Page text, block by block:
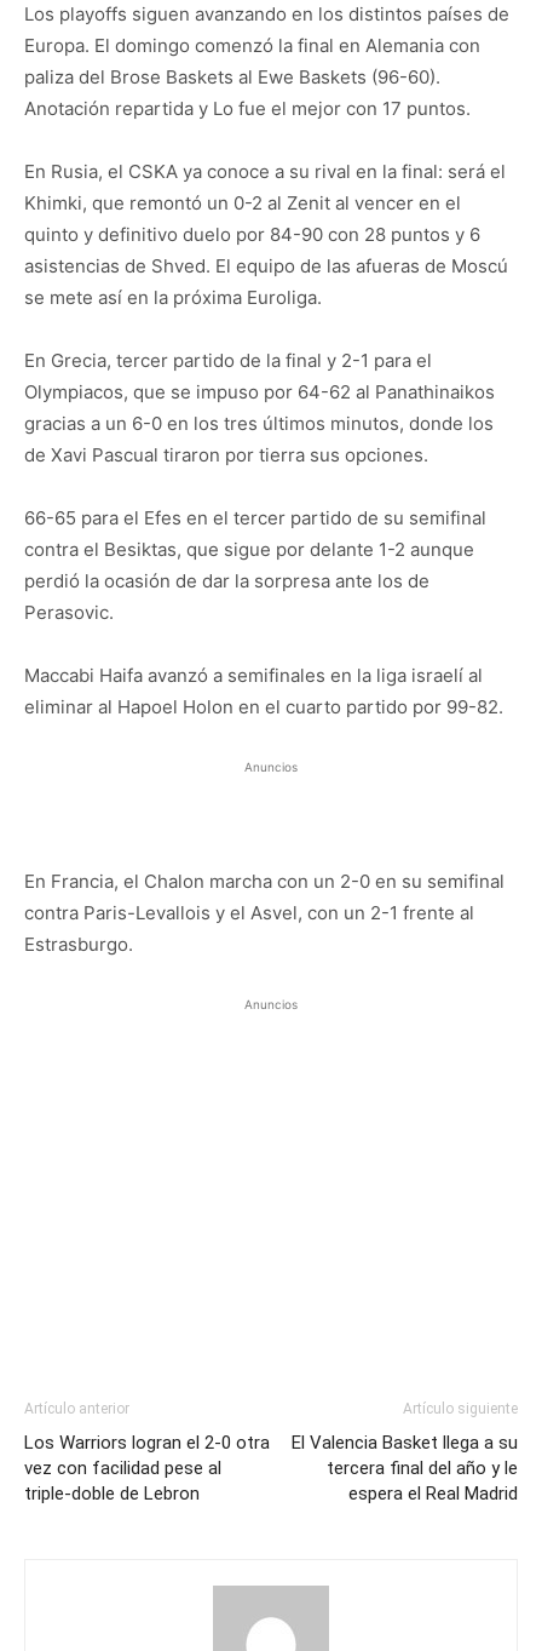
Los playoffs siguen avanzando en los distintos países de
Europa. El domingo comenzó la final en Alemania con
paliza del Brose Baskets al Ewe Baskets (96-60).
Anotación repartida y Lo fue el mejor con 17 puntos.
En Rusia, el CSKA ya conoce a su rival en la final: será el
Khimki, que remontó un 0-2 al Zenit al vencer en el
quinto y definitivo duelo por 84-90 con 28 puntos y 6
asistencias de Shved. El equipo de las afueras de Moscú
se mete así en la próxima Euroliga.
En Grecia, tercer partido de la final y 2-1 para el
Olympiacos, que se impuso por 64-62 al Panathinaikos
gracias a un 6-0 en los tres últimos minutos, donde los
de Xavi Pascual tiraron por tierra sus opciones.
66-65 para el Efes en el tercer partido de su semifinal
contra el Besiktas, que sigue por delante 1-2 aunque
perdió la ocasión de dar la sorpresa ante los de
Perasovic.
Maccabi Haifa avanzó a semifinales en la liga israelí al
eliminar al Hapoel Holon en el cuarto partido por 99-82.
Anuncios
En Francia, el Chalon marcha con un 2-0 en su semifinal
contra Paris-Levallois y el Asvel, con un 2-1 frente al
Estrasburgo.
Anuncios
Artículo anterior
Los Warriors logran el 2-0 otra
vez con facilidad pese al
triple-doble de Lebron
Artículo siguiente
El Valencia Basket llega a su
tercera final del año y le
espera el Real Madrid